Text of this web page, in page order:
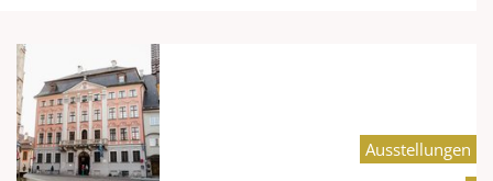
Ausstellungen